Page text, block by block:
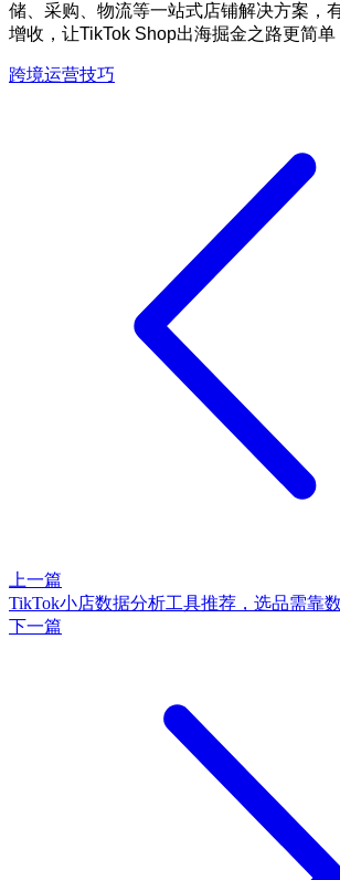
储、采购、物流等一站式店铺解决方案，
增收，让TikTok Shop出海掘金之路更简单
跨境运营技巧
上一篇
TikTok小店数据分析工具推荐，选品需靠
下一篇